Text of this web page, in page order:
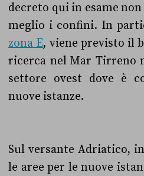
decreto qui in esame
meglio i confini. In
zona E, viene previsto il
ricerca nel Mar Tirreno
settore ovest dove è
nuove istanze.
Sul versante Adriatico,
le aree per le nuove